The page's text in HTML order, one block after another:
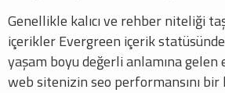
Genellikle kalıcı ve rehber niteliği
içerikler Evergreen içerik statüsünde
yaşam boyu değerli anlamına
web sitenizin seo performansını bir